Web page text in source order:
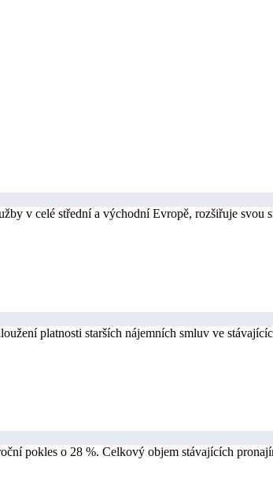
v celé střední a východní Evropě, rozšiřuje svou
platnosti starších nájemních smluv ve
pokles o 28 %. Celkový objem stávajících